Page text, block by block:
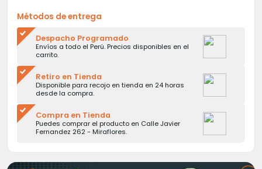
Métodos de entrega
Despacho Programado
Envíos a todo el Perú. Precios disponibles en el
carrito.
Retiro en Tienda
Disponible para recojo en tienda en 24 horas
desde la compra.
Compra en Tienda
Puedes comprar el producto en Calle Javier
Fernandez 262 - Miraflores.